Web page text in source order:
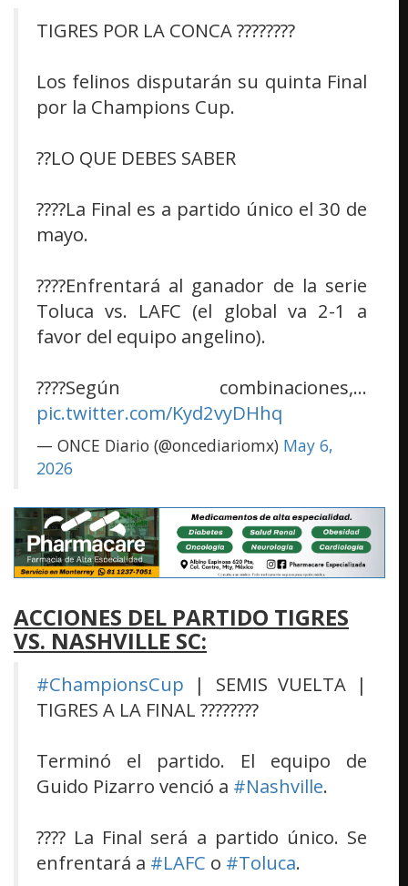
TIGRES POR LA CONCA ????????
Los felinos disputarán su quinta Final
por la Champions Cup.
??LO QUE DEBES SABER
????La Final es a partido único el 30 de
mayo.
????Enfrentará al ganador de la serie
Toluca vs. LAFC (el global va 2-1 a
favor del equipo angelino).
????Según combinaciones,…
pic.twitter.com/Kyd2vyDHhq
— ONCE Diario (@oncediariomx) May 6,
2026
ACCIONES DEL PARTIDO TIGRES
VS. NASHVILLE SC:
#ChampionsCup | SEMIS VUELTA |
TIGRES A LA FINAL ????????
Terminó el partido. El equipo de
Guido Pizarro venció a #Nashville.
???? La Final será a partido único. Se
enfrentará a #LAFC o #Toluca.